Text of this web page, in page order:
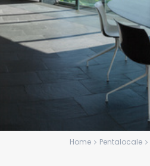
Home Pentalocale